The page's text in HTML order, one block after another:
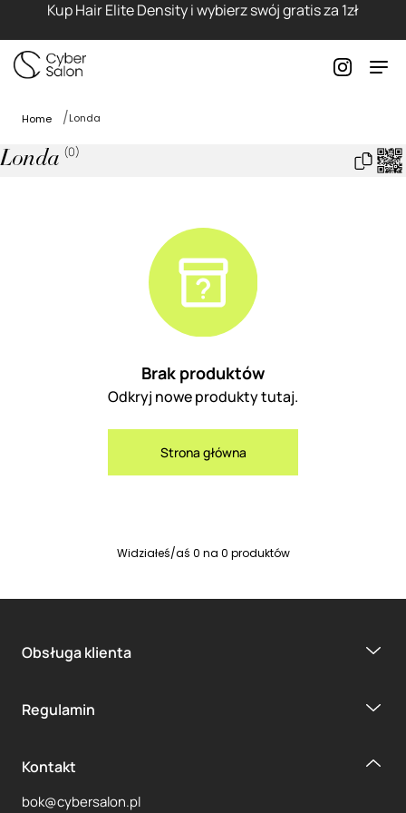
Kup Hair Elite Density i wybierz swój gratis za 1zł
Home Londa
Londa (0)
Brak produktów
Odkryj nowe produkty tutaj.
Strona główna
Widziałeś/aś 0 na 0 produktów
Obsługa klienta
Regulamin
Kontakt
bok@cybersalon.pl